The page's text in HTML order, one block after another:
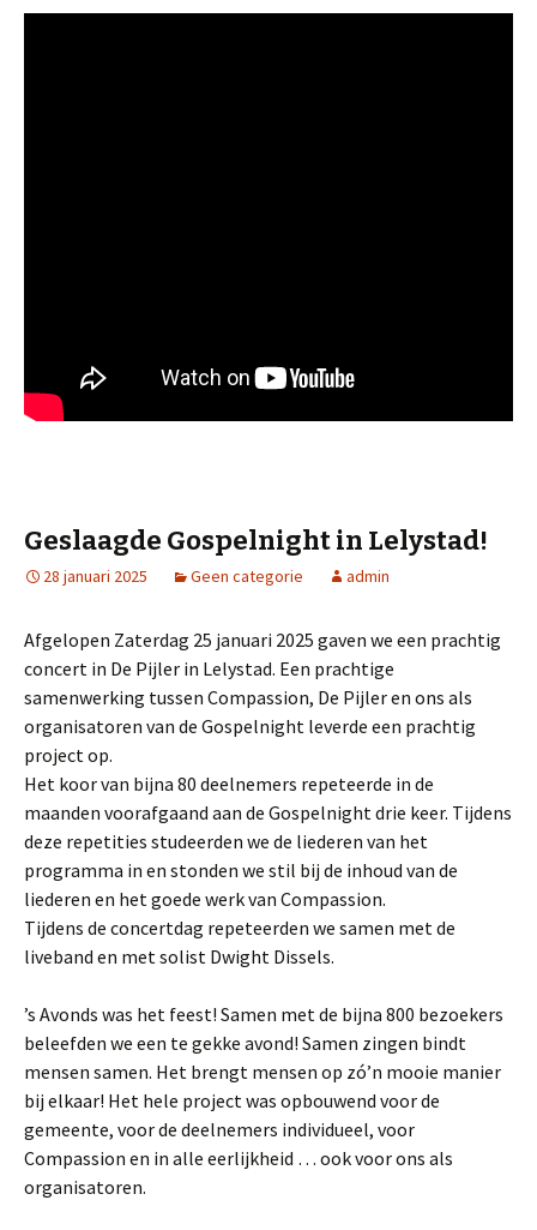
Geslaagde Gospelnight in Lelystad!
28 januari 2025 Geen categorie admin
Afgelopen Zaterdag 25 januari 2025 gaven we een prachtig
concert in De Pijler in Lelystad. Een prachtige
samenwerking tussen Compassion, De Pijler en ons als
organisatoren van de Gospelnight leverde een prachtig
project op.
Het koor van bijna 80 deelnemers repeteerde in de
maanden voorafgaand aan de Gospelnight drie keer. Tijdens
deze repetities studeerden we de liederen van het
programma in en stonden we stil bij de inhoud van de
liederen en het goede werk van Compassion.
Tijdens de concertdag repeteerden we samen met de
liveband en met solist Dwight Dissels.
’s Avonds was het feest! Samen met de bijna 800 bezoekers
beleefden we een te gekke avond! Samen zingen bindt
mensen samen. Het brengt mensen op zó’n mooie manier
bij elkaar! Het hele project was opbouwend voor de
gemeente, voor de deelnemers individueel, voor
Compassion en in alle eerlijkheid … ook voor ons als
organisatoren.